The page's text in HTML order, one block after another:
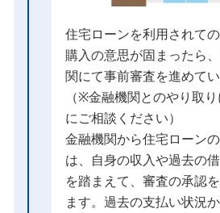
住宅ローンを利用されての
購入の意思が固まったら
関にて事前審査を進めてい
（※金融機関とのやり取
にご相談ください）
金融機関から住宅ローン
は、自身の収入や過去の
を踏まえて、審査の承認
ます。過去の支払い状況